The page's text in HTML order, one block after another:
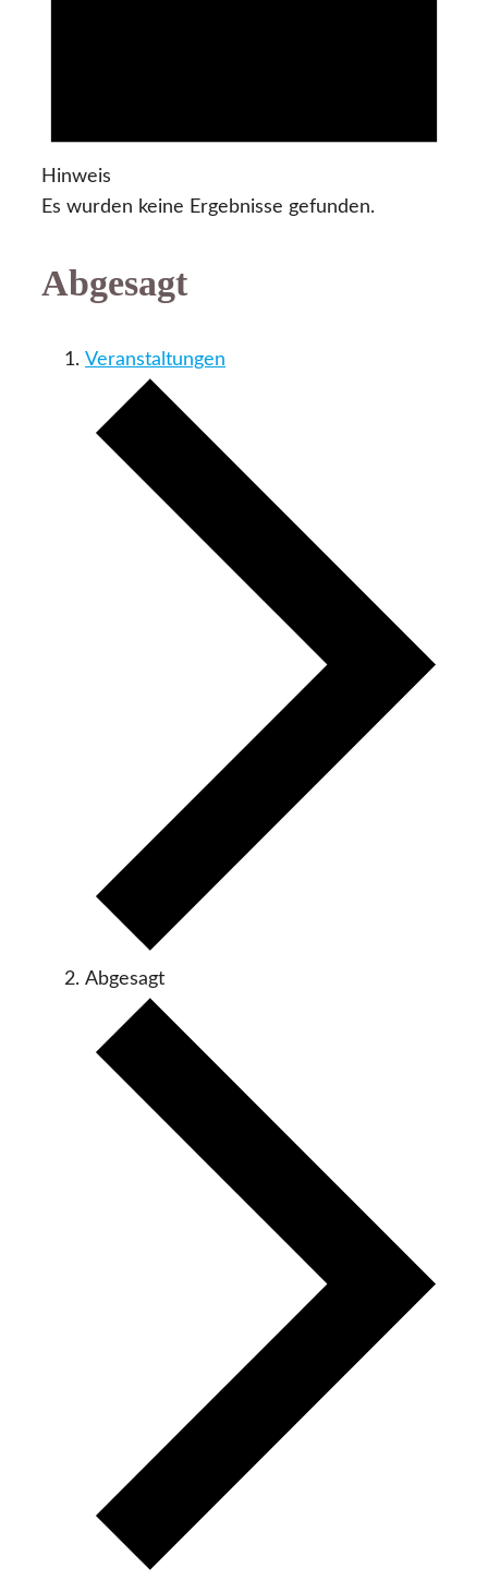
Hinweis
Es wurden keine Ergebnisse gefunden.
Abgesagt
Veranstaltungen
Abgesagt